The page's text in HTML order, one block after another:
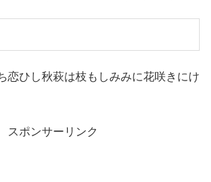
恋ひし秋萩は枝もしみみに花咲きにけ
スポンサーリンク